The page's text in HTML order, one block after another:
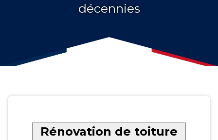
décennies
Rénovation de toiture